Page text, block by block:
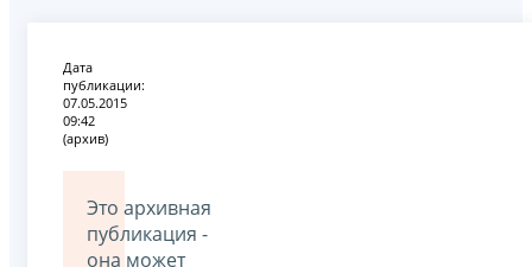
Дата
публикации:
07.05.2015
09:42
(архив)
Это архивная
публикация -
она может